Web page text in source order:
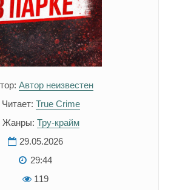
Автор неизвестен
Читает: True Crime
Жанры: Тру-крайм
29.05.2026
29:44
119